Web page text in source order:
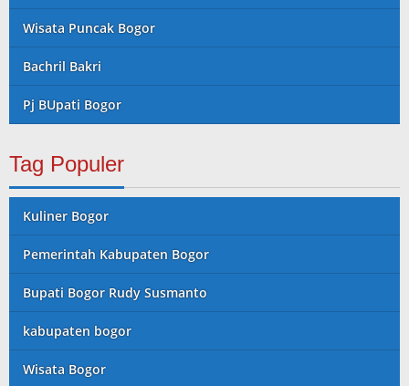
Wisata Puncak Bogor
Bachril Bakri
Pj BUpati Bogor
Tag Populer
Kuliner Bogor
Pemerintah Kabupaten Bogor
Bupati Bogor Rudy Susmanto
kabupaten bogor
Wisata Bogor